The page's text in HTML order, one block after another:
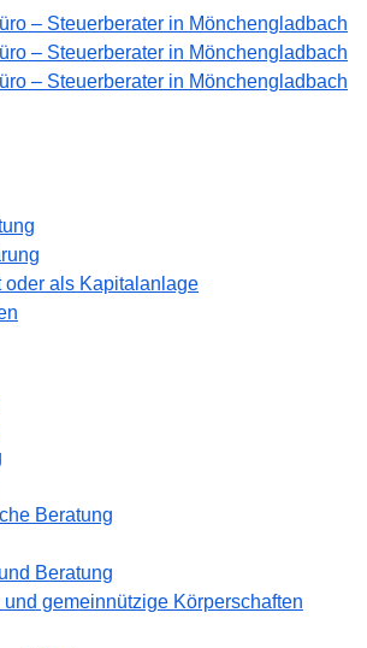
oder als Kapitalanlage
Beratung
Beratung
gemeinnützige Körperschaften